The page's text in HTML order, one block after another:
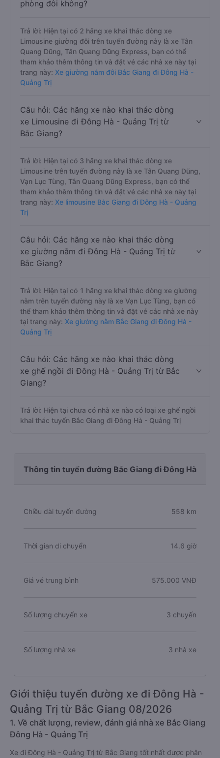
phòng đôi không?
Trả lời: Hiện tại có 2 hãng xe khai thác dòng xe
Limousine giường đôi trên tuyến đường này là xe Tân
Quang Dũng, Tân Quang Dũng Express, bạn có thể
tham khảo thêm thông tin và đặt vé các nhà xe này tại
trang này: Xe giường nằm đôi Bắc Giang đi Đông Hà -
Quảng Trị
Câu hỏi: Các hãng xe nào khai thác dòng
xe Limousine đi Đông Hà - Quảng Trị từ
Bắc Giang?
Trả lời: Hiện tại có 3 hãng xe khai thác dòng xe
Limousine trên tuyến đường này là xe Tân Quang Dũng,
Vạn Lục Tùng, Tân Quang Dũng Express, bạn có thể
tham khảo thêm thông tin và đặt vé các nhà xe này tại
trang này: Xe limousine Bắc Giang đi Đông Hà - Quảng
Trị
Câu hỏi: Các hãng xe nào khai thác dòng
xe giường nằm đi Đông Hà - Quảng Trị từ
Bắc Giang?
Trả lời: Hiện tại có 1 hãng xe khai thác dòng xe giường
nằm trên tuyến đường này là xe Vạn Lục Tùng, bạn có
thể tham khảo thêm thông tin và đặt vé các nhà xe này
tại trang này: Xe giường nằm Bắc Giang đi Đông Hà -
Quảng Trị
Câu hỏi: Các hãng xe nào khai thác dòng
xe ghế ngồi đi Đông Hà - Quảng Trị từ Bắc
Giang?
Trả lời: Hiện tại chưa có nhà xe nào có loại xe ghế ngồi
khai thác tuyến Bắc Giang đi Đông Hà - Quảng Trị
Thông tin tuyến đường Bắc Giang đi Đông Hà
Chiều dài tuyến đường 558 km
Thời gian di chuyển 14.6 giờ
Giá vé trung bình 575.000 VNĐ
Số lượng chuyến xe 3 chuyến
Số lượng nhà xe 3 nhà xe
Giới thiệu tuyến đường xe đi Đông Hà -
Quảng Trị từ Bắc Giang 08/2026
1. Về chất lượng, review, đánh giá nhà xe Bắc Giang
Đông Hà - Quảng Trị
Xe đi Đông Hà - Quảng Trị từ Bắc Giang tốt nhất được phân